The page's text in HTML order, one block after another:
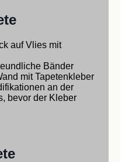
auf Vlies mit
Bänder
mit Tapetenkleber
an der
bevor der Kleber